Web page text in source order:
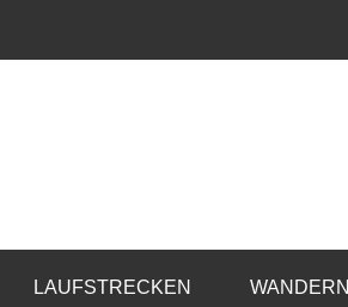
LAUFSTRECKEN WANDERN